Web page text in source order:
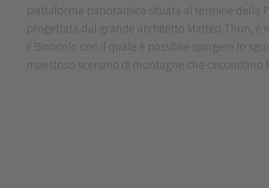
piattaforma panoramica situata al termine della
progettata dal grande architetto Matteo Thun, è
il Binocolo con il quale è possibile spingere lo
maestoso scenario di montagne che circondano